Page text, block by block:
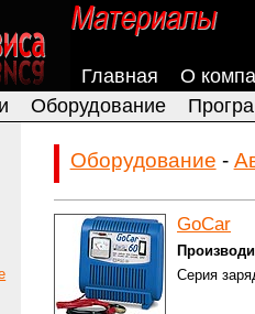
Главная
О
Оборудование
Оборудование -
GoCar
Серия